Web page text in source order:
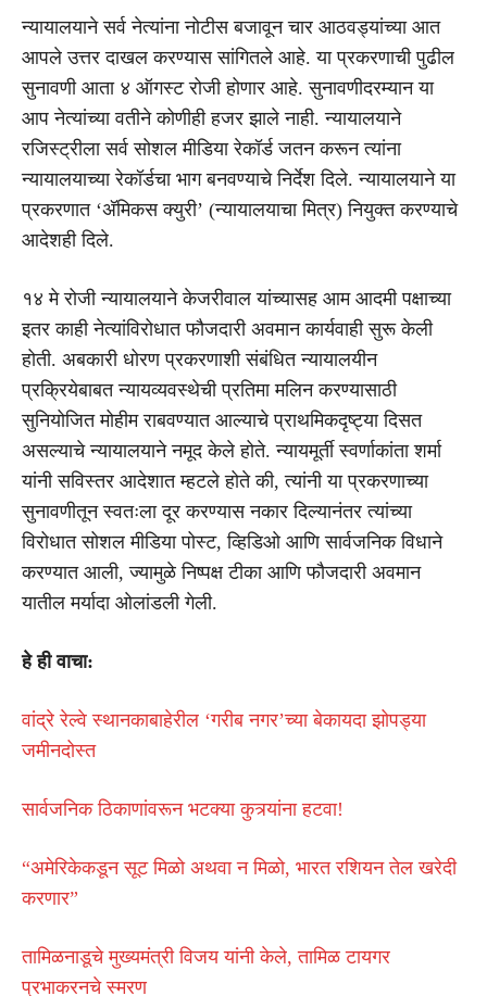
न्यायालयाने सर्व नेत्यांना नोटीस बजावून चार आठवड्यांच्या आत
आपले उत्तर दाखल करण्यास सांगितले आहे. या प्रकरणाची पुढील
सुनावणी आता ४ ऑगस्ट रोजी होणार आहे. सुनावणीदरम्यान या
आप नेत्यांच्या वतीने कोणीही हजर झाले नाही. न्यायालयाने
रजिस्ट्रीला सर्व सोशल मीडिया रेकॉर्ड जतन करून त्यांना
न्यायालयाच्या रेकॉर्डचा भाग बनवण्याचे निर्देश दिले. न्यायालयाने या
प्रकरणात ‘अ‍ॅमिकस क्युरी’ (न्यायालयाचा मित्र) नियुक्त करण्याचे
आदेशही दिले.
१४ मे रोजी न्यायालयाने केजरीवाल यांच्यासह आम आदमी पक्षाच्या
इतर काही नेत्यांविरोधात फौजदारी अवमान कार्यवाही सुरू केली
होती. अबकारी धोरण प्रकरणाशी संबंधित न्यायालयीन
प्रक्रियेबाबत न्यायव्यवस्थेची प्रतिमा मलिन करण्यासाठी
सुनियोजित मोहीम राबवण्यात आल्याचे प्राथमिकदृष्ट्या दिसत
असल्याचे न्यायालयाने नमूद केले होते. न्यायमूर्ती स्वर्णाकांता शर्मा
यांनी सविस्तर आदेशात म्हटले होते की, त्यांनी या प्रकरणाच्या
सुनावणीतून स्वतःला दूर करण्यास नकार दिल्यानंतर त्यांच्या
विरोधात सोशल मीडिया पोस्ट, व्हिडिओ आणि सार्वजनिक विधाने
करण्यात आली, ज्यामुळे निष्पक्ष टीका आणि फौजदारी अवमान
यातील मर्यादा ओलांडली गेली.
हे ही वाचा:
वांद्रे रेल्वे स्थानकाबाहेरील ‘गरीब नगर’च्या बेकायदा झोपड्या
जमीनदोस्त
सार्वजनिक ठिकाणांवरून भटक्या कुत्र्यांना हटवा!
“अमेरिकेकडून सूट मिळो अथवा न मिळो, भारत रशियन तेल खरेदी
करणार”
तामिळनाडूचे मुख्यमंत्री विजय यांनी केले, तामिळ टायगर
प्रभाकरनचे स्मरण